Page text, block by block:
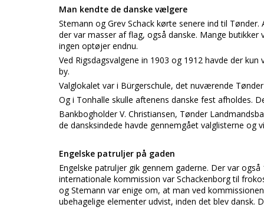
Man kendte de danske vælgere
Stemann og Grev Schack kørte senere ind til
der var masser af flag, også danske. Mange
ingen optøjer endnu.
Ved Rigsdagsvalgene in 1903 og 1912 havde der
by.
Valglokalet var i Bürgerschule, det nuværende
Og i Tonhalle skulle aftenens danske fest afholdes.
Bankbogholder V. Christiansen, Tønder
de dansksindede havde gennemgået valglisterne og
Engelske patruljer på gaden
Engelske patruljer gik gennem gaderne. Der var
internationale kommission var Schackenborg til
og Stemann var enige om, at man ved
ubehagelige elementer udvist, inden det blev dansk.